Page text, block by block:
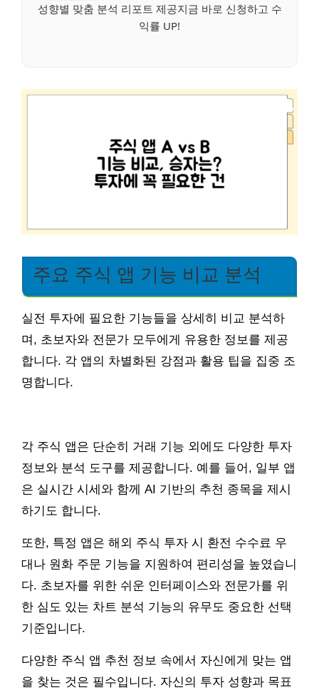
성향별 맞춤 분석 리포트 제공지금 바로 신청하고 수
익률 UP!
주요 주식 앱 기능 비교 분석
실전 투자에 필요한 기능들을 상세히 비교 분석하
며, 초보자와 전문가 모두에게 유용한 정보를 제공
합니다. 각 앱의 차별화된 강점과 활용 팁을 집중 조
명합니다.
각 주식 앱은 단순히 거래 기능 외에도 다양한 투자
정보와 분석 도구를 제공합니다. 예를 들어, 일부 앱
은 실시간 시세와 함께 AI 기반의 추천 종목을 제시
하기도 합니다.
또한, 특정 앱은 해외 주식 투자 시 환전 수수료 우
대나 원화 주문 기능을 지원하여 편리성을 높였습니
다. 초보자를 위한 쉬운 인터페이스와 전문가를 위
한 심도 있는 차트 분석 기능의 유무도 중요한 선택
기준입니다.
다양한 주식 앱 추천 정보 속에서 자신에게 맞는 앱
을 찾는 것은 필수입니다. 자신의 투자 성향과 목표